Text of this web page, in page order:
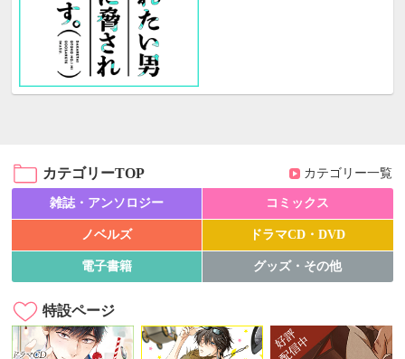
カテゴリーTOP カテゴリー一覧
雑誌・アンソロジー コミックス
ノベルズ ドラマCD・DVD
電子書籍 グッズ・その他
特設ページ